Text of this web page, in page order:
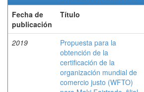
Fecha de
publicación
Título
2019
Propuesta para la
obtención de la
certificación de la
organización mundial de
comercio justo (WFTO)